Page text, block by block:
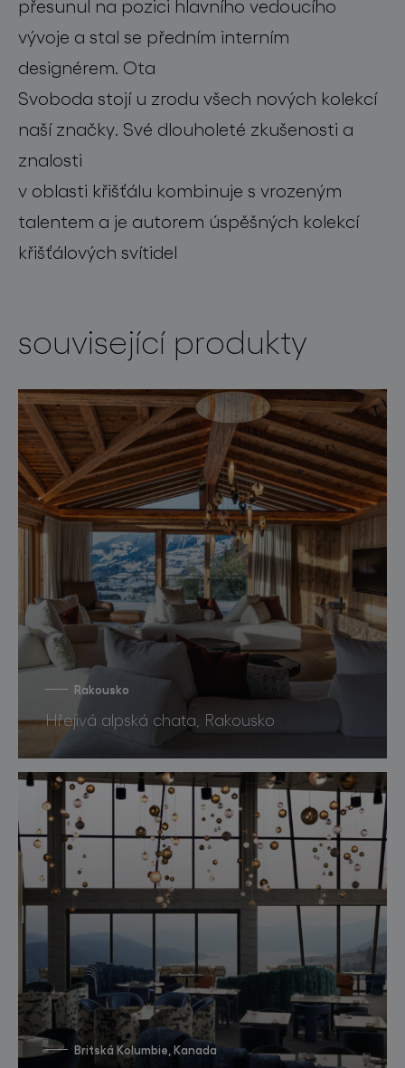
přesunul na pozici hlavního vedoucího
vývoje a stal se předním interním
designérem. Ota
Svoboda stojí u zrodu všech nových kolekcí
naší značky. Své dlouholeté zkušenosti a
znalosti
v oblasti křišťálu kombinuje s vrozeným
talentem a je autorem úspěšných kolekcí
křišťálových svítidel
související produkty
Rakousko
Hřejivá alpská chata, Rakousko
Britská Kolumbie, Kanada